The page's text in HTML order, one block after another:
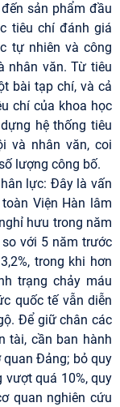
sản phẩm đầu
tiêu chí đánh giá
tự nhiên và công
nhân văn. Từ tiêu
bài tạp chí, và cả
chí của khoa học
hệ thống tiêu
và nhân văn, coi
lượng công bố.
lực: Đây là vấn
Viện Hàn lâm
hưu trong năm
với 5 năm trước
trong khi hơn
trạng chảy máu
quốc tế vẫn diễn
Để giữ chân các
tài, cần ban hành
Đảng; bỏ quy
quá 10%, quy
quan nghiên cứu